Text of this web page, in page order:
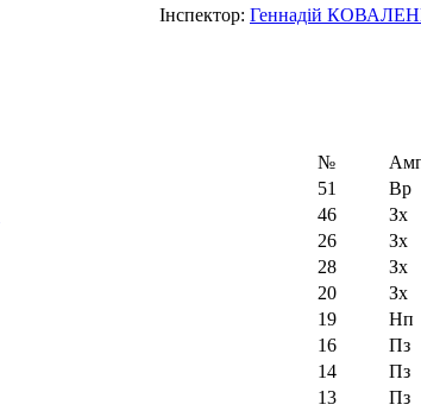
Інспектор: Геннадій
№
51 Вр
46 Зх
26 Зх
28 Зх
20 Зх
19 Нп
16 Пз
14 Пз
13 Пз